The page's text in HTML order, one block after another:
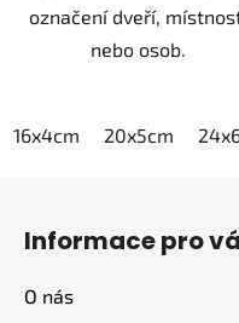
označení dveří,
nebo osob.
16x4cm 20x5cm
Informace pro
O nás